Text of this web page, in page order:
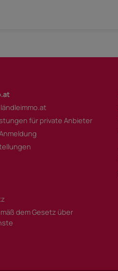
für private Anbieter
dem Gesetz über